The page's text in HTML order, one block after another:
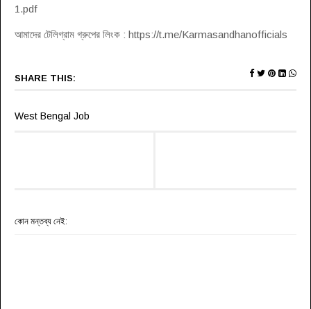
1.pdf
আমাদের টেলিগ্রাম গ্রুপের লিংক : https://t.me/Karmasandhanofficials
SHARE THIS:
West Bengal Job
কোন মন্তব্য নেই: